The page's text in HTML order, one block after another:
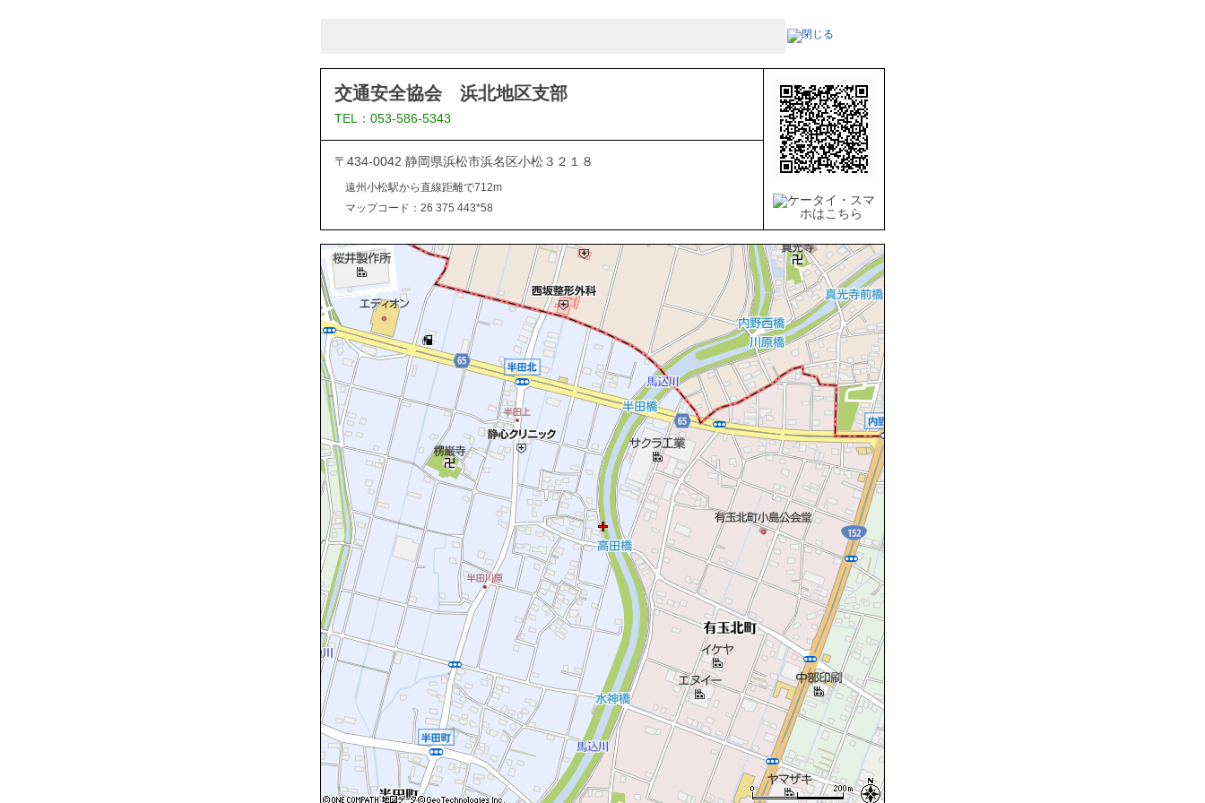
交通安全協会 浜北地区支部
TEL：053-586-5343
〒434-0042 静岡県浜松市浜名区小松３２１８
遠州小松駅から直線距離で712m
マップコード：26 375 443*58